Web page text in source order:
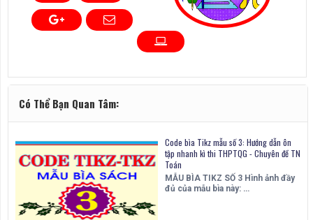
Có Thể Bạn Quan Tâm:
Code bìa Tikz mẫu số 3: Hướng dẫn ôn
tập nhanh kì thi THPTQG - Chuyên đề TN
Toán
MẪU BÌA TIKZ SỐ 3 Hình ảnh đầy
đủ của mẫu bìa này: …